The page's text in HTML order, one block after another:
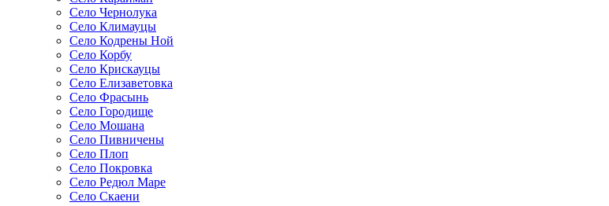
Село Чернолука
Село Климауцы
Село Кодрены Ной
Село Корбу
Село Крискауцы
Село Елизаветовка
Село Фрасынь
Село Городище
Село Мошана
Село Пивничены
Село Плоп
Село Покровка
Село Редюл Маре
Село Скаени